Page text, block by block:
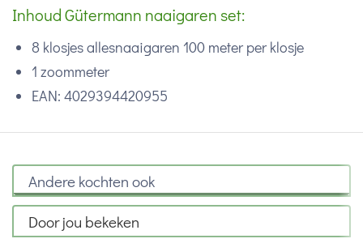
Inhoud Gütermann naaigaren set:
8 klosjes allesnaaigaren 100 meter per klosje
1 zoommeter
EAN: 4029394420955
Andere kochten ook
Door jou bekeken